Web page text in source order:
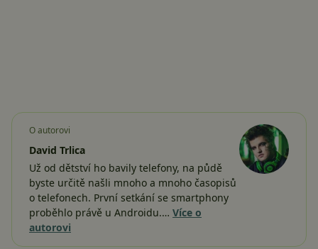
O autorovi
David Trlica
Už od dětství ho bavily telefony, na půdě
byste určitě našli mnoho a mnoho časopisů
o telefonech. První setkání se smartphony
proběhlo právě u Androidu.… Více o
autorovi